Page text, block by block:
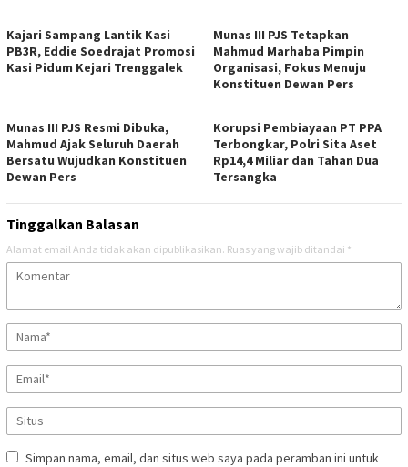
Kajari Sampang Lantik Kasi
PB3R, Eddie Soedrajat Promosi
Kasi Pidum Kejari Trenggalek
Munas III PJS Tetapkan
Mahmud Marhaba Pimpin
Organisasi, Fokus Menuju
Konstituen Dewan Pers
Munas III PJS Resmi Dibuka,
Mahmud Ajak Seluruh Daerah
Bersatu Wujudkan Konstituen
Dewan Pers
Korupsi Pembiayaan PT PPA
Terbongkar, Polri Sita Aset
Rp14,4 Miliar dan Tahan Dua
Tersangka
Tinggalkan Balasan
Alamat email Anda tidak akan dipublikasikan. Ruas yang wajib ditandai *
Simpan nama, email, dan situs web saya pada peramban ini untuk